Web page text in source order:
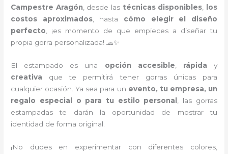
Campestre Aragón , desde las técnicas disponibles
los
costos aproximados, hasta cómo elegir el diseño
perfecto , ¡es momento de que empieces a diseñar tu
propia gorra personalizada! 🧢✨
El estampado es una opción accesible rápida y
creativa que te permitirá tener gorras únicas para
cualquier ocasión. Ya sea para un evento, tu empresa, un
regalo especial o para tu estilo personal
, las gorras
estampadas te darán la oportunidad de mostrar tu
identidad de forma original.
¡No dudes en experimentar con diferentes colores,